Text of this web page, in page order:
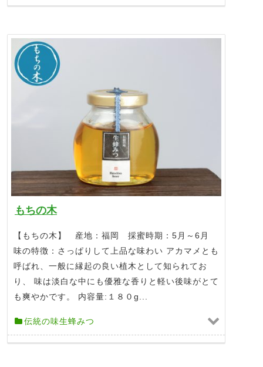
もちの木
【もちの木】 産地：福岡 採蜜時期：5月～6月
味の特徴：さっぱりして上品な味わい アカマメとも
呼ばれ、一般に縁起の良い植木として知られてお
り、 味は淡白な中にも優雅な香りと軽い後味がとて
も爽やかです。 内容量:１８０g...
伝統の味生蜂みつ